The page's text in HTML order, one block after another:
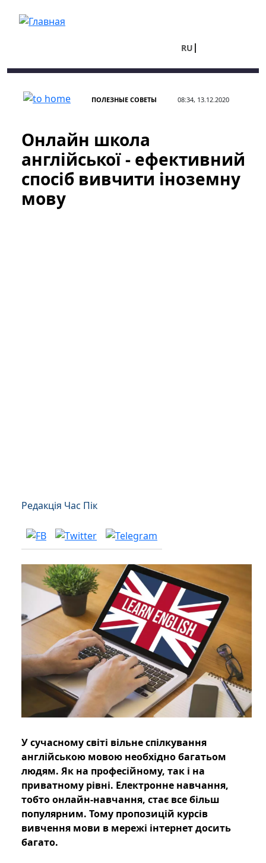
RU
ПОЛЕЗНЫЕ СОВЕТЫ 08:34, 13.12.2020
Онлайн школа
англійської - ефективний
спосіб вивчити іноземну
мову
Редакція Час Пік
У сучасному світі вільне спілкування
англійською мовою необхідно багатьом
людям. Як на професійному, так і на
приватному рівні. Електронне навчання,
тобто онлайн-навчання, стає все більш
популярним. Тому пропозицій курсів
вивчення мови в мережі інтернет досить
багато.